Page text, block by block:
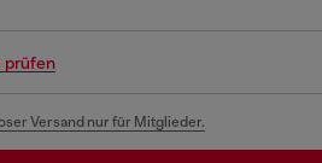
prüfen
Versand nur für Mitglieder.